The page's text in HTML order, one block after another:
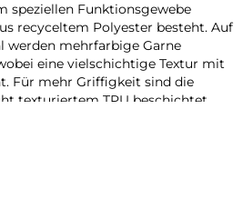
speziellen Funktions­gewebe
recyceltem Polyester besteht. Auf
werden mehrfarbige Garne
eine vielschichtige Textur mit
Für mehr Griffigkeit sind die
texturiertem TPU beschichtet.
eloxiertem Aluminium sorgen für
lässt sich dieses Case sicher
So kannst du dein iPhone